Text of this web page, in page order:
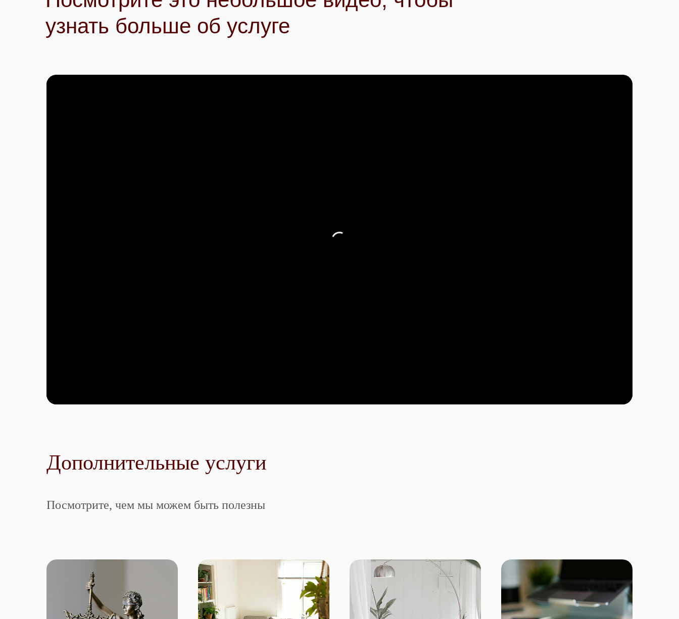
узнать больше об услуге
Дополнительные услуги
Посмотрите, чем мы можем быть полезны